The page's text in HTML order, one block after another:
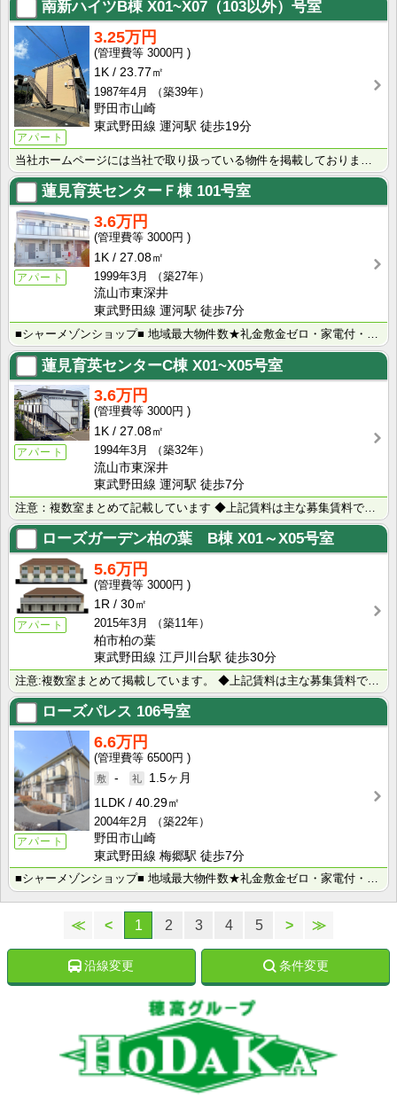
南新ハイツB棟X01~X07（103以外）号室
アパート
3.25万円
3000円
1K
23.77㎡
1987年4月
（築39年）
野田市山崎
東武野田線 運河駅 徒歩19分
蓮見育英センターＦ棟101号室
アパート
3.6万円
3000円
1K
27.08㎡
1999年3月
（築27年）
流山市東深井
東武野田線 運河駅 徒歩7分
蓮見育英センターC棟 X01~X05号室
アパート
3.6万円
3000円
1K
27.08㎡
1994年3月
（築32年）
流山市東深井
東武野田線 運河駅 徒歩7分
ローズガーデン柏の葉 B棟 X01～X05号室
アパート
5.6万円
3000円
1R
30㎡
2015年3月
（築11年）
柏市柏の葉
東武野田線 江戸川台駅 徒歩30分
注意:複数室まとめて掲載しています。 ◆上記賃料は主な募集賃料です（5.4万円~5.9万円） 積水ハ･･･
ローズパレス 106号室
アパート
6.6万円
6500円
-
1.5ヶ月
1LDK
40.29㎡
2004年2月
（築22年）
野田市山崎
東武野田線 梅郷駅 徒歩7分
■シャーメゾンショップ■ 地域最大物件数★礼金敷金ゼロ・家電付・大手ハウスメーカー施工物件・学生様向･･･
≪ < 1 2 3 4 5 > ≫
沿線変更 条件変更